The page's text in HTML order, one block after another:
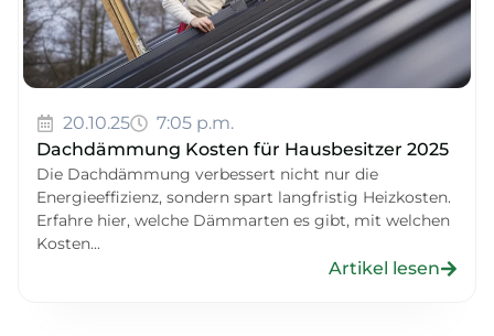
20.10.25
7:05 p.m.
Dachdämmung Kosten für Hausbesitzer 2025
Die Dachdämmung verbessert nicht nur die
Energieeffizienz, sondern spart langfristig Heizkosten.
Erfahre hier, welche Dämmarten es gibt, mit welchen
Kosten...
Artikel lesen